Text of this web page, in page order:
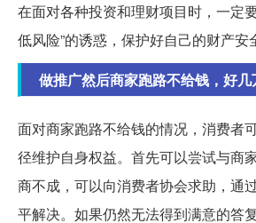
在面对各种投资和理财项目时，一定要
低风险”的诱惑，保护好自己的财产安
做推广然后商家跑路不给钱，好
面对商家跑路不给钱的情况，消费者
径维护自身权益。首先可以尝试与商
商不成，可以向消费者协会求助，通
平解决。如果仍然无法得到满意的答